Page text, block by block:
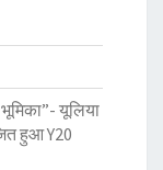
यूलिया
हुआ Y20